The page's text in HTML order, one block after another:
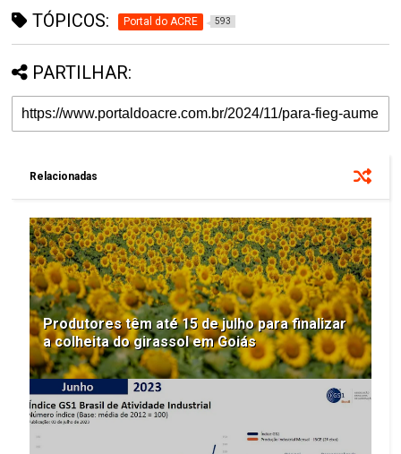
TÓPICOS: Portal do ACRE 593
PARTILHAR:
Relacionadas
Produtores têm até 15 de julho para finalizar
a colheita do girassol em Goiás